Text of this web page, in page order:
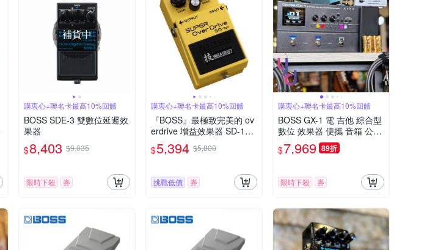
補貨中
購衷心+聯名卡最高10%回饋
BOSS SDE-3 雙數位延遲效
果器
$8,403 $9,035
限時下殺 券
購衷心+聯名卡最高10%回饋
『BOSS』最極致完美的 ov
erdrive 增益效果器 SD-1W
/ 公司貨
$5,394 $5,800
挑戰低價 券
購衷心+聯名卡最高10%回饋
BOSS GX-1 電 吉他 綜合型
數位 效果器 便攜 音箱 公司
貨 五年保固
$7,969 89折
限時下殺 券